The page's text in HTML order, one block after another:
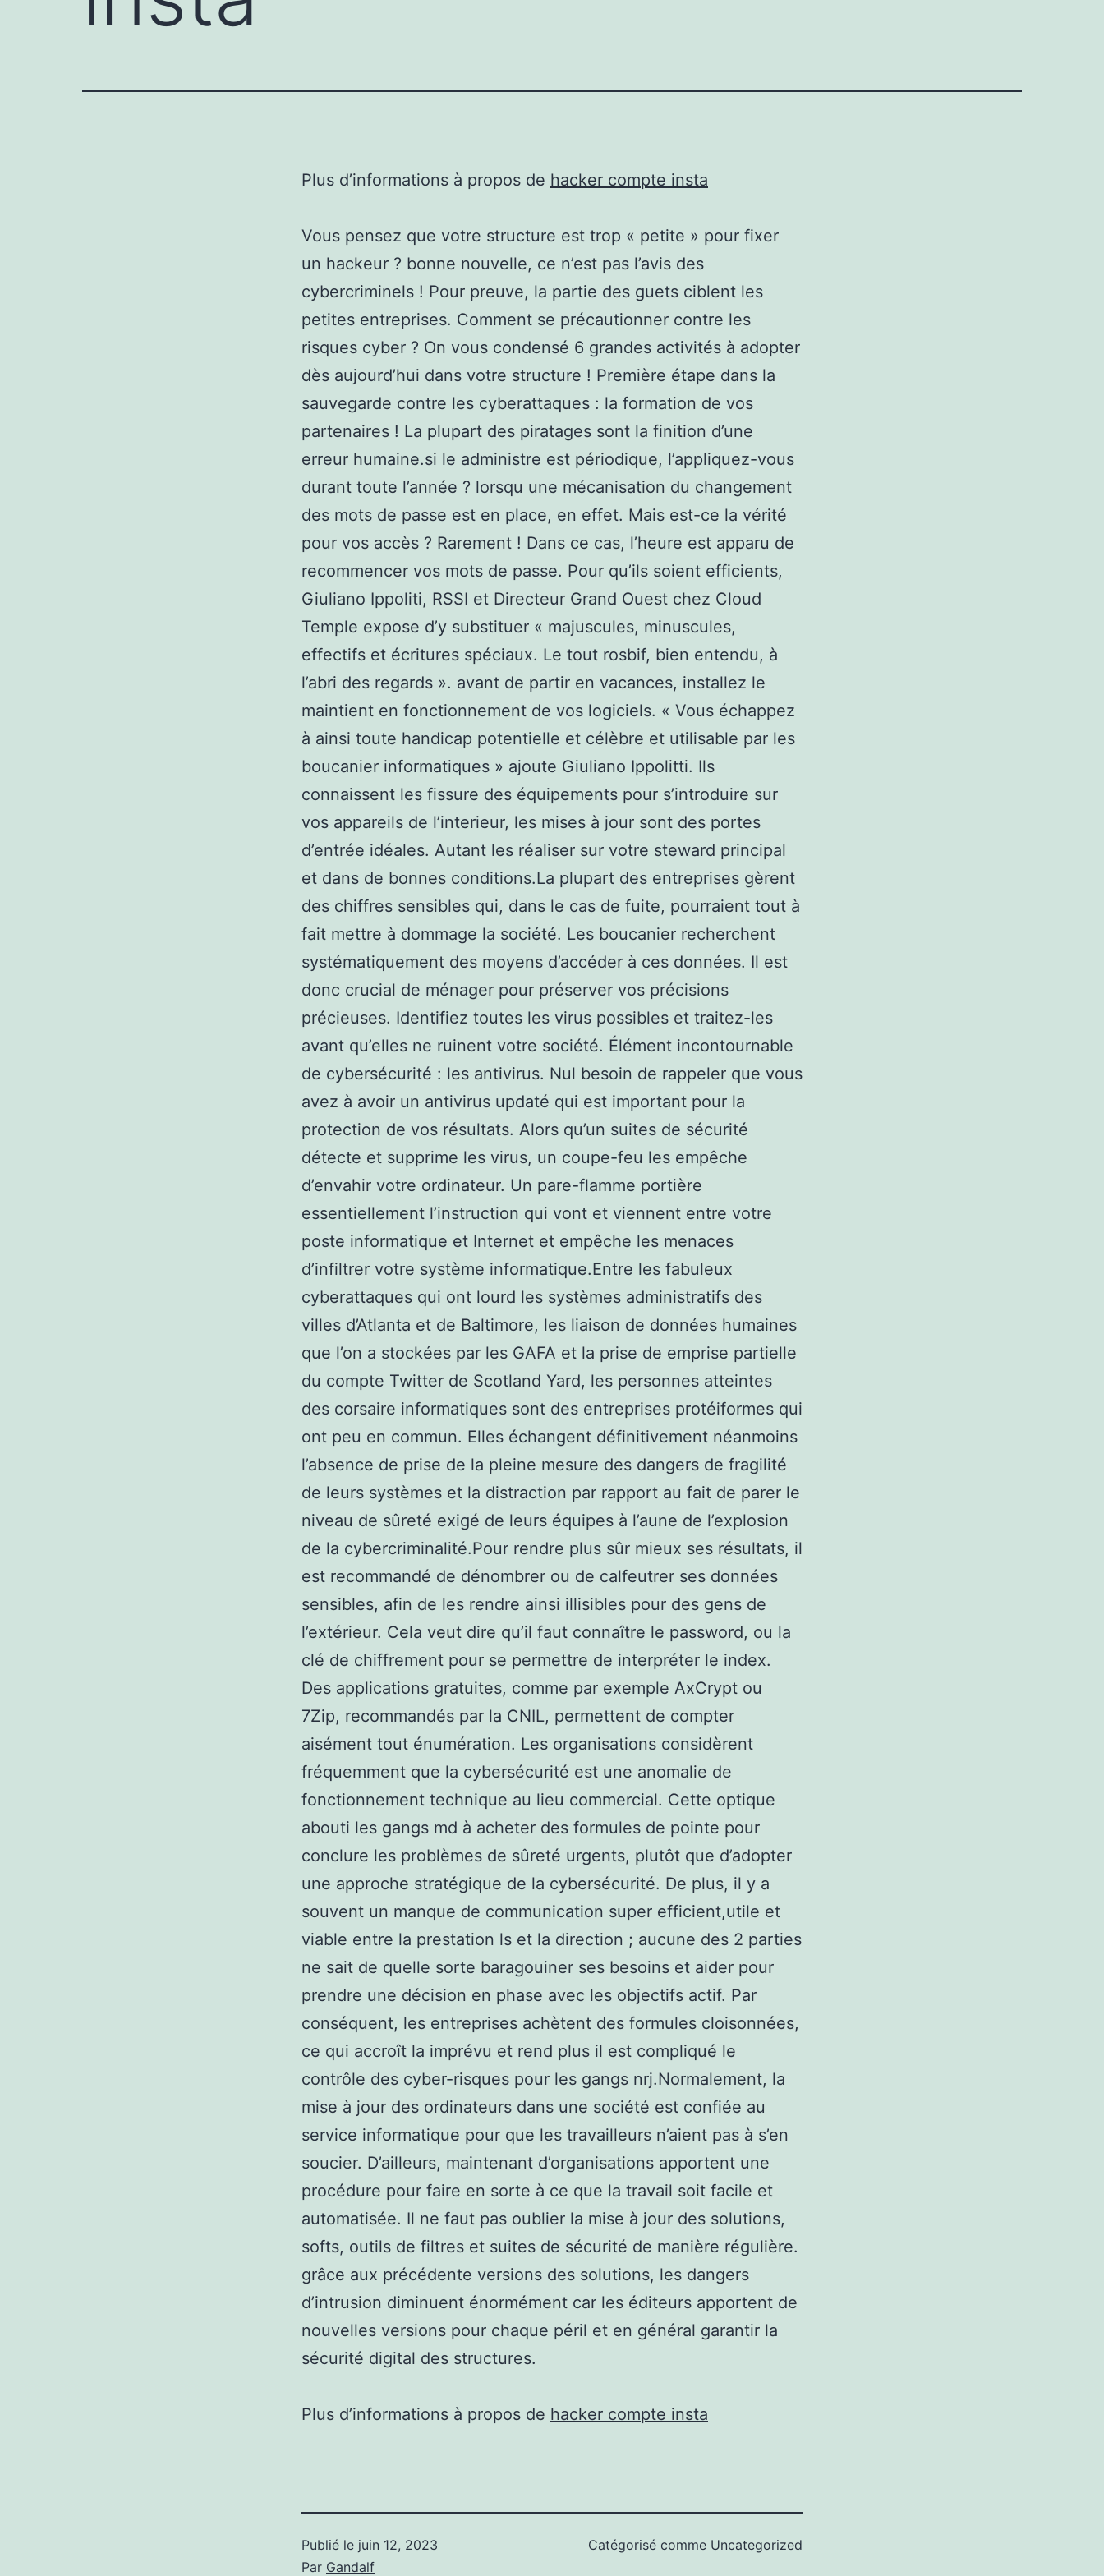
Plus d’informations à propos de hacker compte insta
Vous pensez que votre structure est trop « petite » pour fixer
un hackeur ? bonne nouvelle, ce n’est pas l’avis des
cybercriminels ! Pour preuve, la partie des guets ciblent les
petites entreprises. Comment se précautionner contre les
risques cyber ? On vous condensé 6 grandes activités à adopter
dès aujourd’hui dans votre structure ! Première étape dans la
sauvegarde contre les cyberattaques : la formation de vos
partenaires ! La plupart des piratages sont la finition d’une
erreur humaine.si le administre est périodique, l’appliquez-vous
durant toute l’année ? lorsqu une mécanisation du changement
des mots de passe est en place, en effet. Mais est-ce la vérité
pour vos accès ? Rarement ! Dans ce cas, l’heure est apparu de
recommencer vos mots de passe. Pour qu’ils soient efficients,
Giuliano Ippoliti, RSSI et Directeur Grand Ouest chez Cloud
Temple expose d’y substituer « majuscules, minuscules,
effectifs et écritures spéciaux. Le tout rosbif, bien entendu, à
l’abri des regards ». avant de partir en vacances, installez le
maintient en fonctionnement de vos logiciels. « Vous échappez
à ainsi toute handicap potentielle et célèbre et utilisable par les
boucanier informatiques » ajoute Giuliano Ippolitti. Ils
connaissent les fissure des équipements pour s’introduire sur
vos appareils de l’interieur, les mises à jour sont des portes
d’entrée idéales. Autant les réaliser sur votre steward principal
et dans de bonnes conditions.La plupart des entreprises gèrent
des chiffres sensibles qui, dans le cas de fuite, pourraient tout à
fait mettre à dommage la société. Les boucanier recherchent
systématiquement des moyens d’accéder à ces données. Il est
donc crucial de ménager pour préserver vos précisions
précieuses. Identifiez toutes les virus possibles et traitez-les
avant qu’elles ne ruinent votre société. Élément incontournable
de cybersécurité : les antivirus. Nul besoin de rappeler que vous
avez à avoir un antivirus updaté qui est important pour la
protection de vos résultats. Alors qu’un suites de sécurité
détecte et supprime les virus, un coupe-feu les empêche
d’envahir votre ordinateur. Un pare-flamme portière
essentiellement l’instruction qui vont et viennent entre votre
poste informatique et Internet et empêche les menaces
d’infiltrer votre système informatique.Entre les fabuleux
cyberattaques qui ont lourd les systèmes administratifs des
villes d’Atlanta et de Baltimore, les liaison de données humaines
que l’on a stockées par les GAFA et la prise de emprise partielle
du compte Twitter de Scotland Yard, les personnes atteintes
des corsaire informatiques sont des entreprises protéiformes qui
ont peu en commun. Elles échangent définitivement néanmoins
l’absence de prise de la pleine mesure des dangers de fragilité
de leurs systèmes et la distraction par rapport au fait de parer le
niveau de sûreté exigé de leurs équipes à l’aune de l’explosion
de la cybercriminalité.Pour rendre plus sûr mieux ses résultats, il
est recommandé de dénombrer ou de calfeutrer ses données
sensibles, afin de les rendre ainsi illisibles pour des gens de
l’extérieur. Cela veut dire qu’il faut connaître le password, ou la
clé de chiffrement pour se permettre de interpréter le index.
Des applications gratuites, comme par exemple AxCrypt ou
7Zip, recommandés par la CNIL, permettent de compter
aisément tout énumération. Les organisations considèrent
fréquemment que la cybersécurité est une anomalie de
fonctionnement technique au lieu commercial. Cette optique
abouti les gangs md à acheter des formules de pointe pour
conclure les problèmes de sûreté urgents, plutôt que d’adopter
une approche stratégique de la cybersécurité. De plus, il y a
souvent un manque de communication super efficient,utile et
viable entre la prestation ls et la direction ; aucune des 2 parties
ne sait de quelle sorte baragouiner ses besoins et aider pour
prendre une décision en phase avec les objectifs actif. Par
conséquent, les entreprises achètent des formules cloisonnées,
ce qui accroît la imprévu et rend plus il est compliqué le
contrôle des cyber-risques pour les gangs nrj.Normalement, la
mise à jour des ordinateurs dans une société est confiée au
service informatique pour que les travailleurs n’aient pas à s’en
soucier. D’ailleurs, maintenant d’organisations apportent une
procédure pour faire en sorte à ce que la travail soit facile et
automatisée. Il ne faut pas oublier la mise à jour des solutions,
softs, outils de filtres et suites de sécurité de manière régulière.
grâce aux précédente versions des solutions, les dangers
d’intrusion diminuent énormément car les éditeurs apportent de
nouvelles versions pour chaque péril et en général garantir la
sécurité digital des structures.
Plus d’informations à propos de hacker compte insta
Publié le juin 12, 2023
Par Gandalf
Catégorisé comme Uncategorized